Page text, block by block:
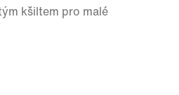
kšiltem pro malé